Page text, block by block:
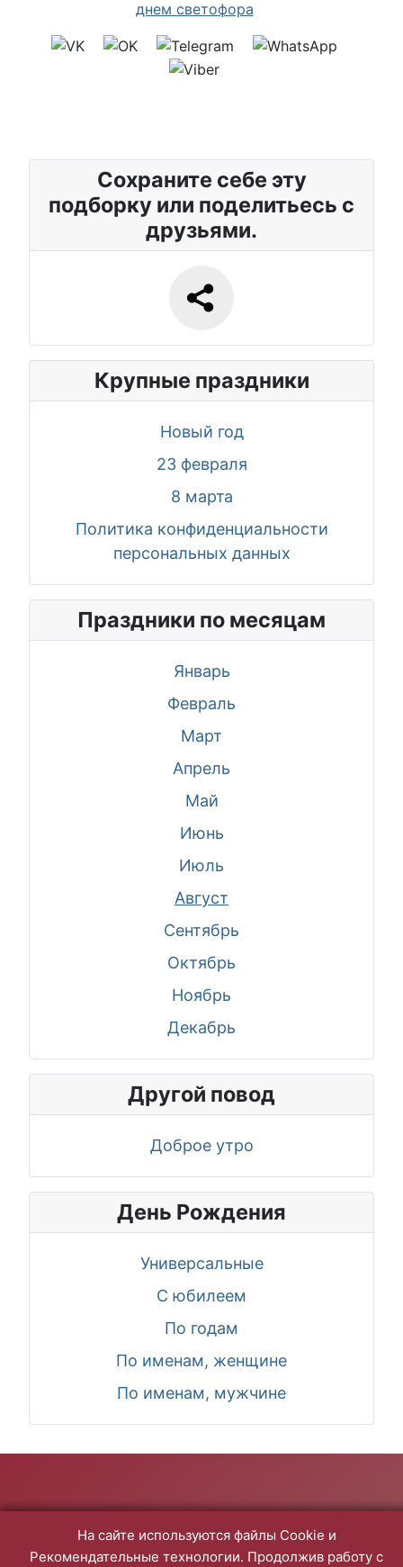
Сохраните себе эту
подборку или поделитьесь с
друзьями.
Крупные праздники
Новый год
23 февраля
8 марта
Политика конфиденциальности
персональных данных
Праздники по месяцам
Январь
Февраль
Март
Апрель
Май
Июнь
Июль
Август
Сентябрь
Октябрь
Ноябрь
Декабрь
Другой повод
Доброе утро
День Рождения
Универсальные
С юбилеем
По годам
По именам, женщине
По именам, мужчине
На сайте используются файлы Cookie и
Рекомендательные технологии. Продолжив работу с